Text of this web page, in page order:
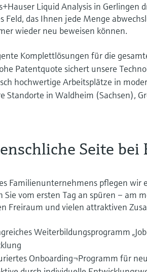
Liquid Analysis in Gerlingen
Feld, das Ihnen jede Menge
wieder neu beweisen können.
Komplettlösungen für die
Patentquote sichert unsere
hochwertige Arbeitsplätze in
Standorte in Waldheim (Sachsen),
Seite bei
Familienunternehmens pflegen wir
Sie vom ersten Tag an spüren – am
Freiraum und vielen attraktiven
Weiterbildungsprogramm
Onboarding¬Programm für